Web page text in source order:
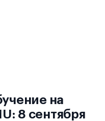
на
8 сентября